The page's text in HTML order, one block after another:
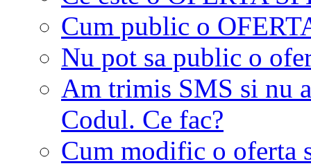
Cum public o
Nu pot sa public o
Am trimis SMS si nu
Codul. Ce fac?
Cum modific o oferta